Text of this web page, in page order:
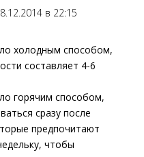
в 22:15
холодным способом,
составляет 4-6
горячим способом,
сразу после
предпочитают
чтобы